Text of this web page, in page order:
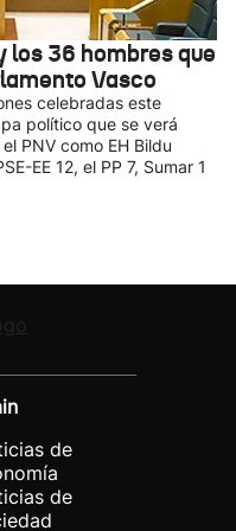
los 36 hombres que
Vasco
celebradas este
político que se verá
PNV como EH Bildu
EE 12, el PP 7, Sumar 1
de
de